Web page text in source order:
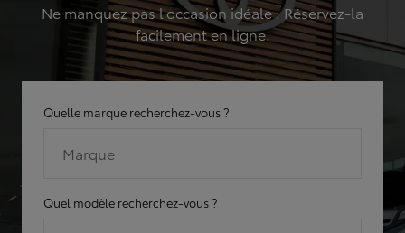
Ne manquez pas l'occasion idéale : Réservez-la
facilement en ligne.
Quelle marque recherchez-vous ?
Marque
Quel modèle recherchez-vous ?